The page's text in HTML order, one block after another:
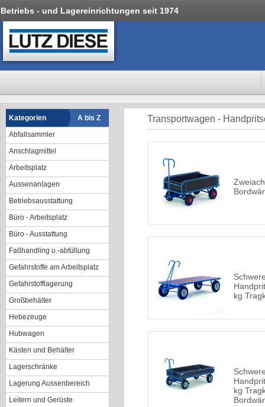
Betriebs - und Lagereinrichtungen seit 1974
Kategorien
A bis Z
Abfallsammler
Anschlagmittel
Arbeitsplatz
Aussenanlagen
Betriebsausstattung
Büro - Arbeitsplatz
Büro - Ausstattung
Faßhandling u.-abfüllung
Gefahrstoffe am Arbeitsplatz
Gefahrstofflagerung
Großbehälter
Hebezeuge
Hubwagen
Kästen und Behälter
Lagerschränke
Lagerung Aussenbereich
Leitern und Gerüste
Transportwagen -
kg
kg